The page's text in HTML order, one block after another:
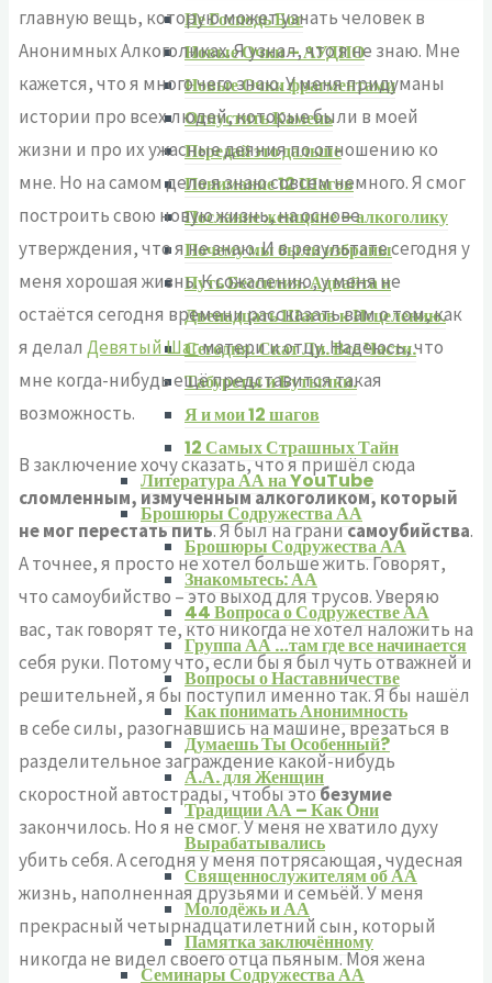
Не Господь Бог
Новые Очки – АУДИО
Новые Очки фрагментами
Отпустить Камень
Передай это дальше
Понимание 12 Шагов
Послание женщине – алкоголику
Почему мы были избраны
Путь Бессилия. Адвайта и
Двенадцать Шагов к Исцелению.
Сегодня. Скат Ли. Все Части.
Табуреты и Бутылки.
Я и мои 12 шагов
12 Самых Страшных Тайн
Литература АА на YouTube
Брошюры Содружества АА
Брошюры Содружества АА
Знакомьтесь: АА
44 Вопроса о Содружестве АА
Группа АА …там где все начинается
Вопросы о Наставничестве
Как понимать Анонимность
Думаешь Ты Особенный?
А.А. для Женщин
Традиции АА – Как Они
Вырабатывались
Священнослужителям об АА
Молодёжь и АА
Памятка заключённому
Семинары Содружества АА
главную вещь, которую может узнать человек в
Анонимных Алкоголиках. Я узнал, что я не знаю. Мне
кажется, что я много чего знаю. У меня придуманы
истории про всех людей, которые были в моей
жизни и про их ужасные деяния по отношению ко
мне. Но на самом деле я знаю совсем немного. Я смог
построить свою новую жизнь, на основе
утверждения, что я не знаю. И в результате сегодня у
меня хорошая жизнь. К сожалению, у меня не
остаётся сегодня времени рассказать вам о том, как
я делал Девятый Шагматери и отцу. Надеюсь, что
мне когда-нибудь ещё представится такая
возможность.
В заключение хочу сказать, что я пришёл сюда
сломленным, измученным алкоголиком, который
не мог перестать пить. Я был на грани самоубийства.
А точнее, я просто не хотел больше жить. Говорят,
что самоубийство – это выход для трусов. Уверяю
вас, так говорят те, кто никогда не хотел наложить на
себя руки. Потому что, если бы я был чуть отважней и
решительней, я бы поступил именно так. Я бы нашёл
в себе силы, разогнавшись на машине, врезаться в
разделительное заграждение какой-нибудь
скоростной автострады, чтобы это безумие
закончилось. Но я не смог. У меня не хватило духу
убить себя. А сегодня у меня потрясающая, чудесная
жизнь, наполненная друзьями и семьёй. У меня
прекрасный четырнадцатилетний сын, который
никогда не видел своего отца пьяным. Моя жена